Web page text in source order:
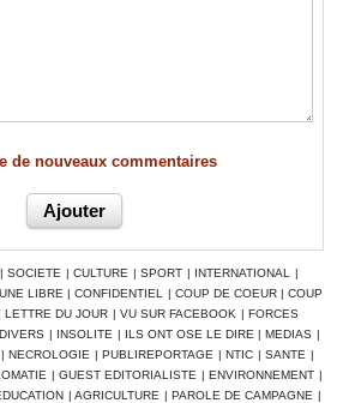
de nouveaux commentaires
| SOCIETE | CULTURE | SPORT | INTERNATIONAL
|
LIBRE | CONFIDENTIEL | COUP DE COEUR | COUP
LETTRE DU JOUR | VU SUR FACEBOOK | FORCES
| INSOLITE | ILS ONT OSE LE DIRE | MEDIAS |
| NECROLOGIE | PUBLIREPORTAGE | NTIC | SANTE |
| GUEST EDITORIALISTE | ENVIRONNEMENT |
| AGRICULTURE | PAROLE DE CAMPAGNE |